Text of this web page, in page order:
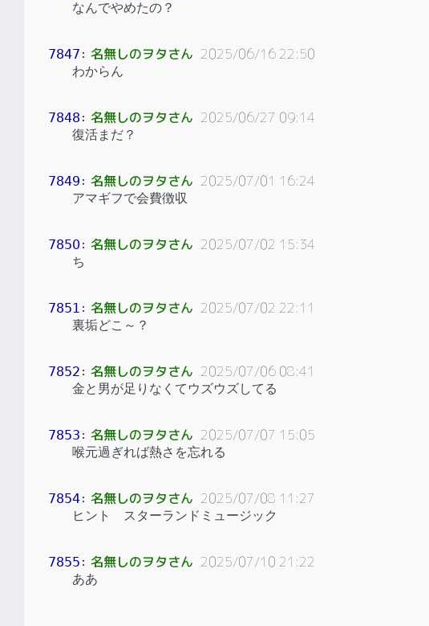
なんでやめたの？
7847 ： 名無しのヲタさん 2025/06/16 22:50
わからん
7848 ： 名無しのヲタさん 2025/06/27 09:14
復活まだ？
7849 ： 名無しのヲタさん 2025/07/01 16:24
アマギフで会費徴収
7850： 名無しのヲタさん 2025/07/02 15:34
ち
7851 ： 名無しのヲタさん 2025/07/02 22:11
裏垢どこ～？
7852 ： 名無しのヲタさん 2025/07/06 08:41
金と男が足りなくてウズウズしてる
7853 ： 名無しのヲタさん 2025/07/07 15:05
喉元過ぎれば熱さを忘れる
7854： 名無しのヲタさん 2025/07/08 11:27
ヒント スターランドミュージック
7855 ： 名無しのヲタさん 2025/07/10 21:22
ああ